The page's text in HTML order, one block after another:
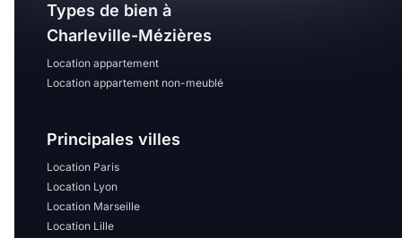
chambres
disponibles
Espaces additionnels
Sélectionner...
Équipements des parties
communes
Types de bien à
Charleville-Mézières
Location appartement
Location appartement non-meublé
Principales villes
Location Paris
Location Lyon
Location Marseille
Location Lille